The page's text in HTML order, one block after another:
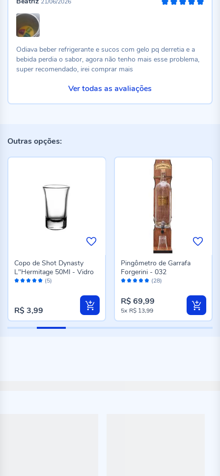
Odiava beber refrigerante e sucos com gelo pq derretia e a
bebida perdia o sabor, agora não tenho mais esse problema,
super recomendado, irei comprar mais
Ver todas as avaliações
Outras opções:
Avaliação: (5)
Copo de Shot Dynasty
L"Hermitage 50Ml - Vidro
R$ 3,99
Avaliação: (28)
Pingômetro de Garrafa
Forgerini - 032
R$ 69,99
5x R$ 13,99